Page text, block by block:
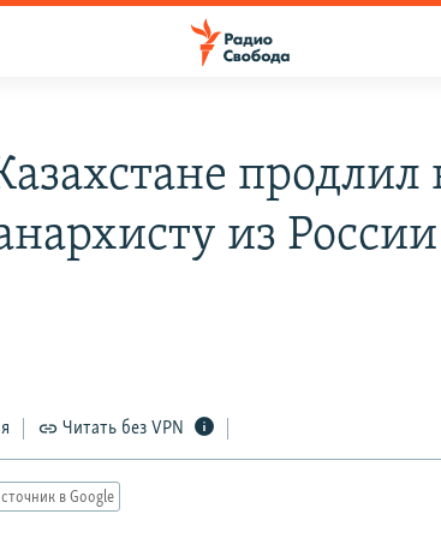
продлил
из
Читать без VPN
в Google